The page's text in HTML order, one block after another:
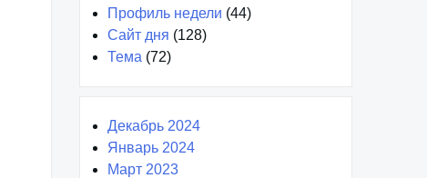
Профиль недели (44)
Сайт дня (128)
Тема (72)
Декабрь 2024
Январь 2024
Март 2023